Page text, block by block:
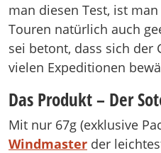
man diesen Test, ist
Touren natürlich auch
sei betont, dass sich der
vielen Expeditionen
Das Produkt – Der
Mit nur 67g (exklusive
Windmaster der